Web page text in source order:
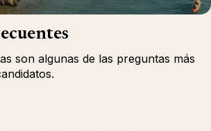
son algunas de las preguntas más